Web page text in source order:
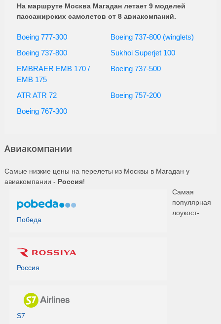
Россия
(FV 6289)
20:10 11:25 7ч. 15мин. 30 сентября, 1 октября, …
(FV 6289)
7ч. 15мин.
19, 20, 21, 22, 23, 24, 25,
26, 27, 28, 29 августа, …
(FV 6289)
Россия
20:10
Россия
(FV 6289)
20:10 7ч. 15мин. 17, 24, 26, 28 сентября
На маршруте Москва Магадан летает 9 моделей
пассажирских самолетов от 8 авиакомпаний.
Boeing 777-300
Boeing 737-800 (winglets)
Boeing 737-800
Sukhoi Superjet 100
EMBRAER EMB 170 /
EMB 175
Boeing 737-500
ATR ATR 72
Boeing 757-200
Boeing 767-300
Авиакомпании
Самые низкие цены на перелеты из Москвы в Магадан у
авиакомпании - Россия!
Победа
Россия
S7
Самая
популярная
лоукост-